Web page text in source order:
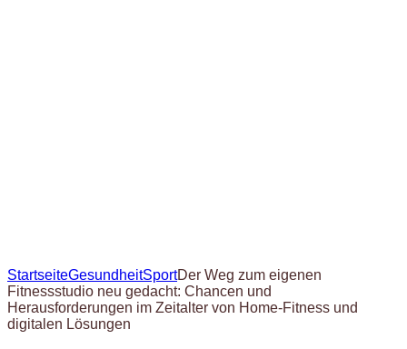
StartseiteGesundheitSportDer Weg zum eigenen
Fitnessstudio neu gedacht: Chancen und
Herausforderungen im Zeitalter von Home-Fitness und
digitalen Lösungen